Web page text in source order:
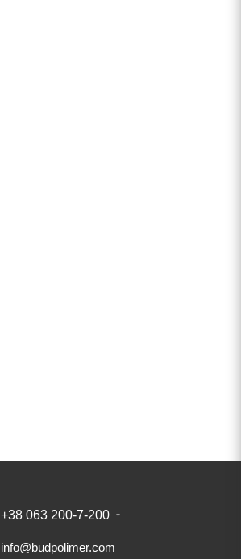
+38 063 200-7-200
info@budpolimer.com